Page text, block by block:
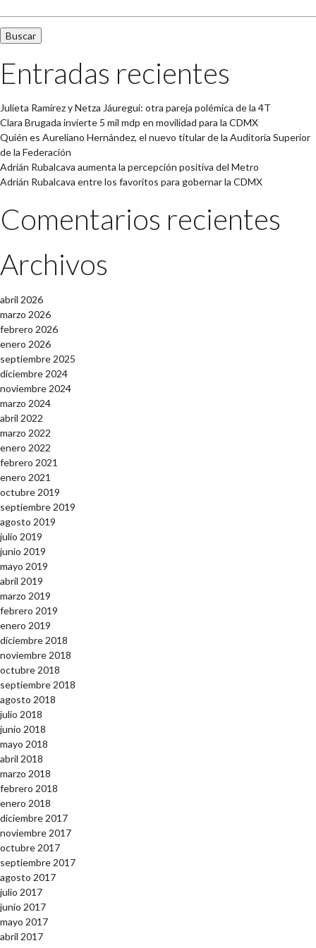
Entradas recientes
Julieta Ramírez y Netza Jáuregui: otra pareja polémica de la 4T
Clara Brugada invierte 5 mil mdp en movilidad para la CDMX
Quién es Aureliano Hernández, el nuevo titular de la Auditoría Superior
de la Federación
Adrián Rubalcava aumenta la percepción positiva del Metro
Adrián Rubalcava entre los favoritos para gobernar la CDMX
Comentarios recientes
Archivos
abril 2026
marzo 2026
febrero 2026
enero 2026
septiembre 2025
diciembre 2024
noviembre 2024
marzo 2024
abril 2022
marzo 2022
enero 2022
febrero 2021
enero 2021
octubre 2019
septiembre 2019
agosto 2019
julio 2019
junio 2019
mayo 2019
abril 2019
marzo 2019
febrero 2019
enero 2019
diciembre 2018
noviembre 2018
octubre 2018
septiembre 2018
agosto 2018
julio 2018
junio 2018
mayo 2018
abril 2018
marzo 2018
febrero 2018
enero 2018
diciembre 2017
noviembre 2017
octubre 2017
septiembre 2017
agosto 2017
julio 2017
junio 2017
mayo 2017
abril 2017